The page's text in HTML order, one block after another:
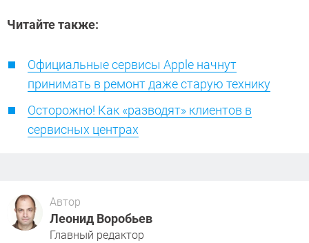
Читайте также:
Официальные сервисы Apple начнут
принимать в ремонт даже старую технику
Осторожно! Как «разводят» клиентов в
сервисных центрах
Автор
Леонид Воробьев
Главный редактор